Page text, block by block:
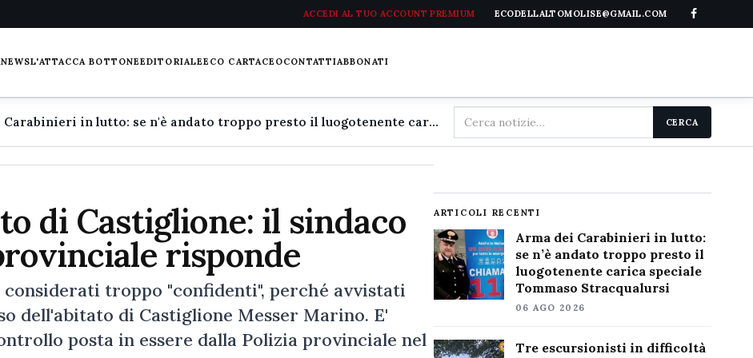
ACCEDI AL TUO ACCOUNT PREMIUM ECODELLALTOMOLISE@GMAIL.COM
NEWSL'ATTACCA BOTTONEEDITORIALEECO CARTACEOCONTATTIABBONATI
Arma dei Carabinieri in lutto: se n'è andato troppo presto il luogotenente carica speciale Tommaso Stracqualursi
Cerca
nel
CERCA
di Castiglione: il sindaco
risponde
troppo "confidenti", perché avvistati
dell'abitato di Castiglione Messer Marino. E'
posta in essere dalla Polizia provinciale nel
ARTICOLI RECENTI
Arma dei Carabinieri in lutto:
se n’è andato troppo presto il
luogotenente carica speciale
Tommaso Stracqualursi
06 AGO 2026
Tre escursionisti in difficoltà